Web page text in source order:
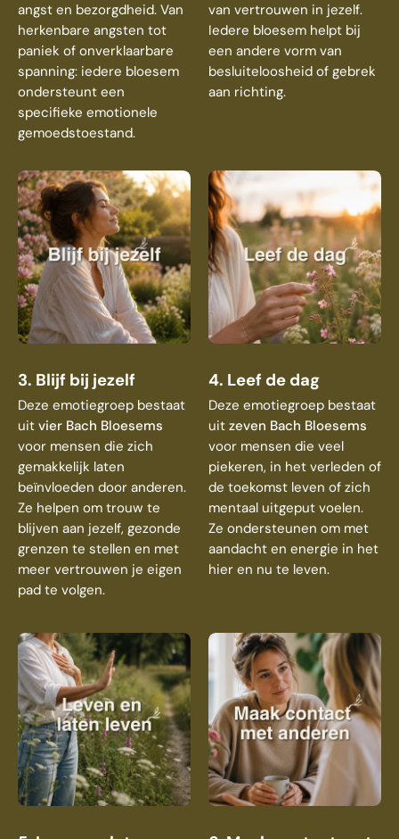
angst en bezorgdheid. Van
herkenbare angsten tot
paniek of onverklaarbare
spanning: iedere bloesem
ondersteunt een
specifieke emotionele
gemoedstoestand.
van vertrouwen in jezelf.
Iedere bloesem helpt bij
een andere vorm van
besluiteloosheid of gebrek
aan richting.
3. Blijf bij jezelf
Deze emotiegroep bestaat
uit vier Bach Bloesems
voor mensen die zich
gemakkelijk laten
beïnvloeden door anderen.
Ze helpen om trouw te
blijven aan jezelf, gezonde
grenzen te stellen en met
meer vertrouwen je eigen
pad te volgen.
4. Leef de dag
Deze emotiegroep bestaat
uit zeven Bach Bloesems
voor mensen die veel
piekeren, in het verleden of
de toekomst leven of zich
mentaal uitgeput voelen.
Ze ondersteunen om met
aandacht en energie in het
hier en nu te leven.